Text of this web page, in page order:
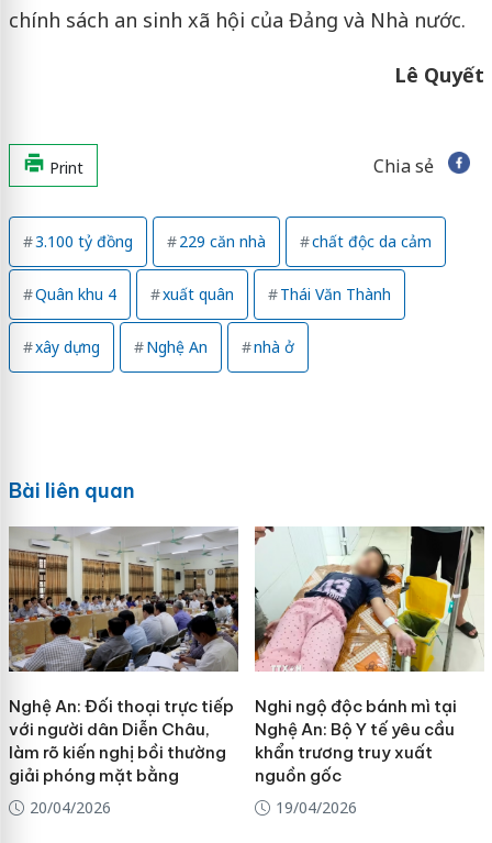
chính sách an sinh xã hội của Đảng và Nhà nước.
Lê Quyết
Print Chia sẻ
3.100 tỷ đồng 229 căn nhà chất độc da cảm
Quân khu 4 xuất quân Thái Văn Thành
xây dựng Nghệ An nhà ở
Bài liên quan
Nghệ An: Đối thoại trực tiếp
với người dân Diễn Châu,
làm rõ kiến nghị bồi thường
giải phóng mặt bằng
20/04/2026
Nghi ngộ độc bánh mì tại
Nghệ An: Bộ Y tế yêu cầu
khẩn trương truy xuất
nguồn gốc
19/04/2026